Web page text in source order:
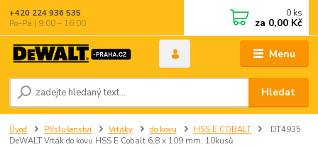
Menu
Hledat
+420 224 936 535
Po–Pá | 9:00 – 16:00
0 ks
za 0,00 Kč
Úvod Příslušenství Vrtáky do kovu HSS E COBALT
DT4935
DeWALT Vrták do kovu HSS E Cobalt 6,8 x 109 mm, 10kusů